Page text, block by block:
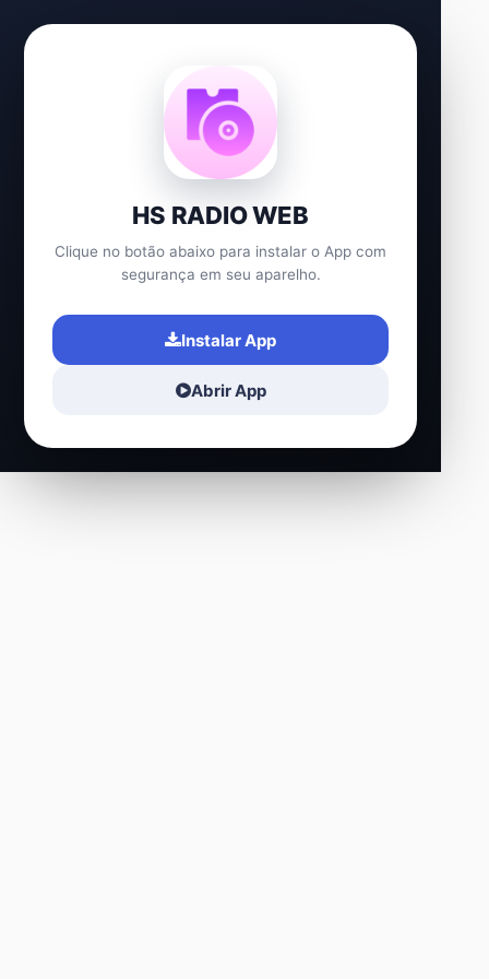
HS RADIO WEB
Clique no botão abaixo para instalar o App com
segurança em seu aparelho.
Instalar App
Abrir App